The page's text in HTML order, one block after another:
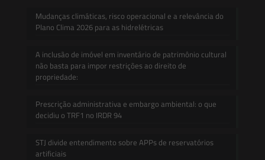
Mudanças climáticas, risco operacional e a relevância do
Plano Clima 2026 para as hidrelétricas
A inclusão de imóvel em inventário de patrimônio cultural
não basta para impor restrições ao direito de
propriedade:
Prescrição administrativa e embargo ambiental: o que
decidiu o TRF1 no IRDR 94
STJ divide entendimento sobre APPs de reservatórios
artificiais